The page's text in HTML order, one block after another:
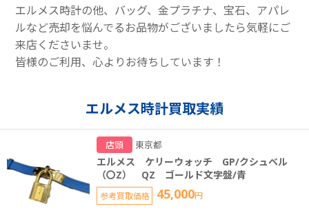
エルメス時計の他、バッグ、金プラチナ、宝石、アパレ
ルなど売却を悩んでるお品物がございましたら気軽にご
来店くださいませ。
皆様のご利用、心よりお待ちしています！
エルメス時計買取実績
店頭 東京都
エルメス ケリーウォッチ GP/クシュベル
（〇Z） QZ ゴールド文字盤/青
参考買取価格 45,000円